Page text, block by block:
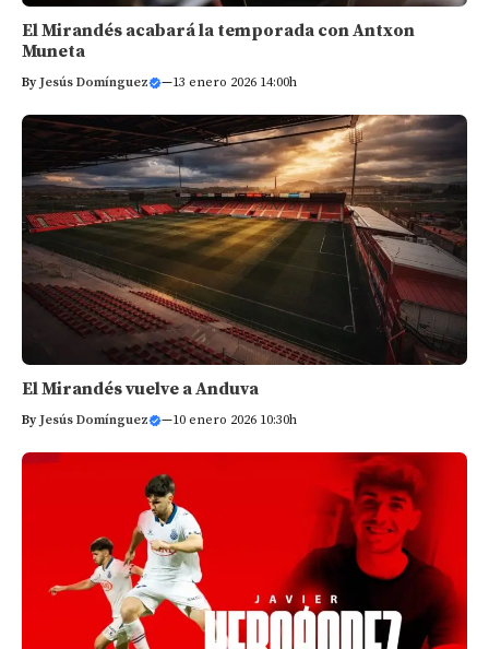
El Mirandés acabará la temporada con Antxon
Muneta
By Jesús Domínguez —13 enero 2026 14:00h
El Mirandés vuelve a Anduva
By Jesús Domínguez —10 enero 2026 10:30h